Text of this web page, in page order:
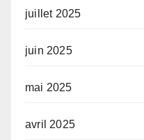
juillet 2025
juin 2025
mai 2025
avril 2025